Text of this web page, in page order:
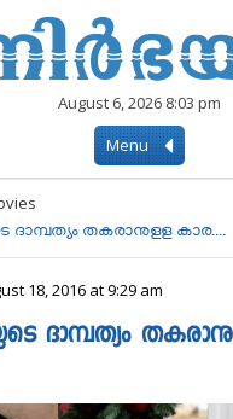
August 6, 2026 8:03 pm
Menu
ദാമ്പത്യം തകരാനുളള കാര....
18, 2016 at 9:29 am
ദാമ്പത്യം